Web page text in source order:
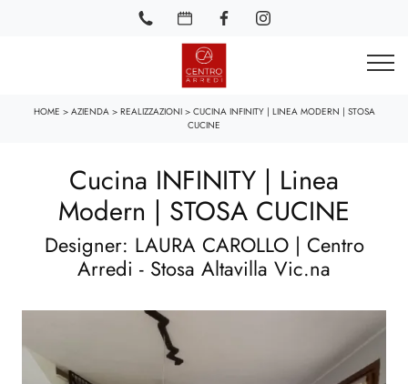
HOME > AZIENDA> REALIZZAZIONI > CUCINA INFINITY | LINEA MODERN | STOSA
CUCINE
Cucina INFINITY | Linea
Modern | STOSA CUCINE
Designer: LAURA CAROLLO | Centro
Arredi - Stosa Altavilla Vic.na